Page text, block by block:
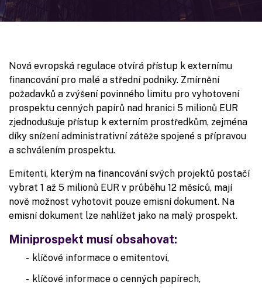
Nová evropská regulace otvírá přístup k externímu
financování pro malé a střední podniky. Zmírnění
požadavků a zvýšení povinného limitu pro vyhotovení
prospektu cenných papírů nad hranici 5 milionů EUR
zjednodušuje přístup k externím prostředkům, zejména
díky snížení administrativní zátěže spojené s přípravou
a schválením prospektu.
Emitenti, kterým na financování svých projektů postačí
vybrat 1 až 5 milionů EUR v průběhu 12 měsíců, mají
nově možnost vyhotovit pouze emisní dokument. Na
emisní dokument lze nahlížet jako na malý prospekt.
Miniprospekt musí obsahovat:
klíčové informace o emitentovi,
klíčové informace o cenných papírech,